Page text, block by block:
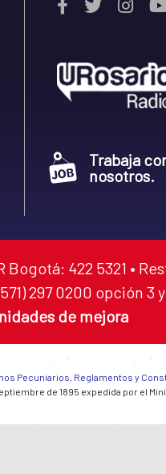
Trabaja
nosotros.
422 5321 •
297 0200 opción 3
de mejora
Pecuniarios, Reglamentos y
de 1895 expedida por el